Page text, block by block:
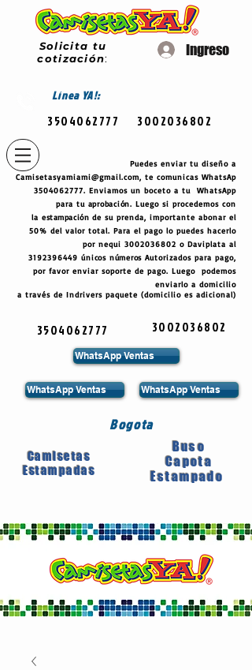
Solicita tu
cotización:
Ingreso
LíneaYA!:
3504062777 3002036802
Puedes enviar tu diseño a
Camisetasyamiami@gmail.com, te comunicas WhatsAp
3504062777. Enviamos un boceto a tu WhatsApp
para tu aprobación. Luego si procedemos con
laestampación de su prenda, importante abonar el
50% del valor total. Para el pago lo puedes hacerlo
por nequi 3002036802 o Daviplata al
3192396449 únicos números Autorizados para pago,
por favor enviar soporte de pago. Luego podemos
enviarlo a domicilio
a través de Indrivers paquete (domicilio es adicional)
3504062777 3002036802
WhatsApp Ventas
WhatsApp Ventas WhatsApp Ventas
Bogota
Camisetas
Estampadas
Buso
Capota
Estampado